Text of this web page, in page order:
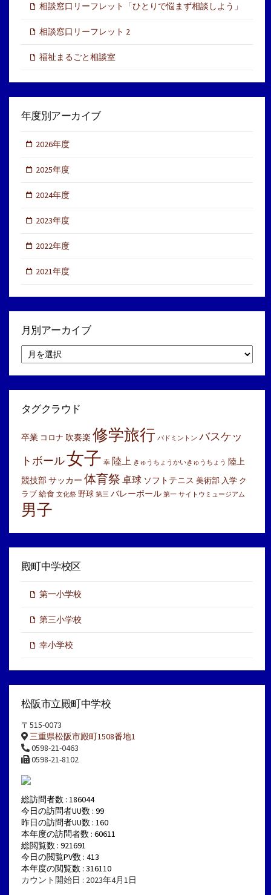
相談窓口リーフレット「ひとりで悩まず相談しよう」
相談窓口リーフレット 2
福祉まるごと相談室
年度別アーカイブ
2026年度
2025年度
2024年度
2023年度
2022年度
2021年度
月別アーカイブ
別
ア
イ
タグクラウド
卒業 コロナ 吹奏楽 修学旅行 バドミントン バスケッ
トボール女子 幸 陸上 きゅうちょうかいきゅうちょう 陸上
競技部サッカー 体育祭 卓球 ソフトテニス 美術部 入学 ク
ラブ 給食 文化祭 野球 第三 バレーボール 第一 サイトウミュージアム
男子
殿町中学校区
第一小学校
第三小学校
幸小学校
松阪市立殿町中学校
〒515-0073
三重県松阪市殿町1508番地1
0598-21-0463
0598-21-8102
総訪問者数 : 186044
今日の訪問者UU数 : 99
昨日の訪問者UU数 : 160
本年度の訪問者数 : 60611
総閲覧数 : 921691
今日の閲覧PV数 : 413
本年度の閲覧数 : 316110
カウント開始日 : 2023年4月1日